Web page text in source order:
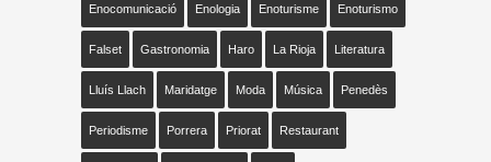
Enocomunicació Enologia Enoturisme Enoturismo
Falset Gastronomia Haro La Rioja Literatura
Lluís Llach Maridatge Moda Música Penedès
Periodisme Porrera Priorat Restaurant